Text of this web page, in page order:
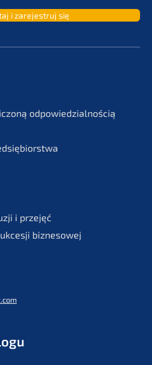
i zarejes­truj się
odpowiedzialnością
i przejęć
biznesowej